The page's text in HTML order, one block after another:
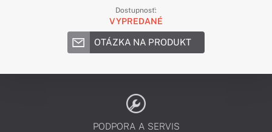
Dostupnosť:
VYPREDANÉ
OTÁZKA NA PRODUKT
PODPORA A SERVIS